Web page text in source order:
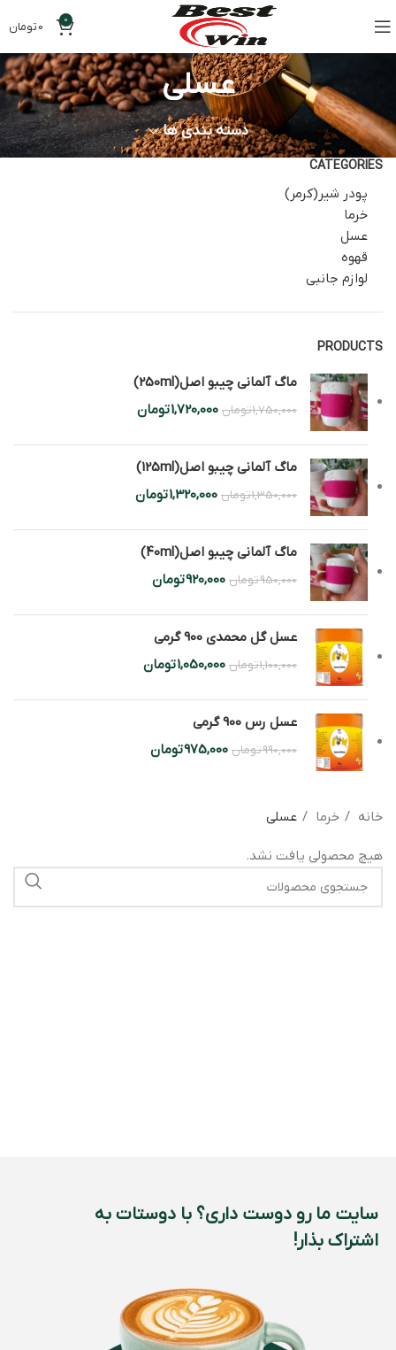
0
0تومان
عسلی
دسته بندی ها
CATEGORIES
پودر شیر(کرمر)
خرما
عسل
قهوه
لوازم جانبی
PRODUCTS
ماگ آلمانی چیبو اصل(250ml)
1,750,000تومان 1,720,000تومان
ماگ آلمانی چیبو اصل(125ml)
1,350,000تومان 1,320,000تومان
ماگ آلمانی چیبو اصل(40ml)
950,000تومان 920,000تومان
عسل گل محمدی 900 گرمی
1,100,000تومان 1,050,000تومان
عسل رس 900 گرمی
990,000تومان 975,000تومان
خانه خرما عسلی
هیچ محصولی یافت نشد.
سایت ما رو دوست داری؟ با دوستات به
اشتراک بذار!